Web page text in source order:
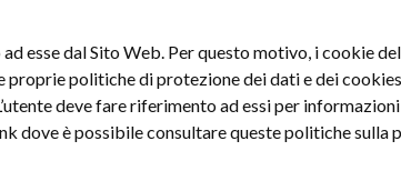
esse dal Sito Web. Per questo motivo, i cookie
politiche di protezione dei dati e dei cookies,
deve fare riferimento ad essi per informazioni
è possibile consultare queste politiche sulla